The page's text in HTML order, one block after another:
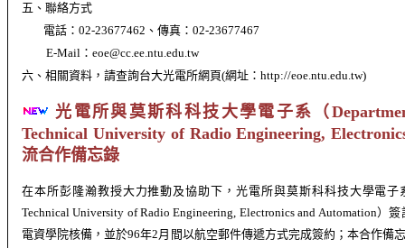
五、聯絡方式
電話：02-23677462 、傳真：02-23677467
E-Mail ： eoe@cc.ee.ntu.edu.tw
六、相關資料，請查詢台大光電所網頁(網址： http://eoe.ntu.edu.tw)
光電所與莫斯科科技大學電子系
（
Technical University of Radio Engineering,
流合作備忘錄
在本所彭隆瀚教授大力推動及協助下，光電所與莫斯科科技大學電子系
Technical University of Radio Engineering, Electronics and Automation
電資學院核備，並於96年2月間以航空郵件傳遞方式完成簽約；本合作備